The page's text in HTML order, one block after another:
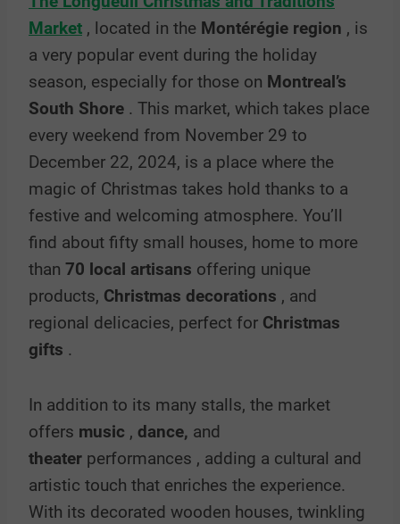
Market , located in the Montérégie region , is
a very popular event during the holiday
season, especially for those on Montreal’s
South Shore . This market, which takes place
every weekend from November 29 to
December 22, 2024, is a place where the
magic of Christmas takes hold thanks to a
festive and welcoming atmosphere. You’ll
find about fifty small houses, home to more
than 70 local artisans offering unique
products, Christmas decorations , and
regional delicacies, perfect for Christmas
gifts .
In addition to its many stalls, the market
offers music , dance, and
theater performances , adding a cultural and
artistic touch that enriches the experience.
With its decorated wooden houses, twinkling